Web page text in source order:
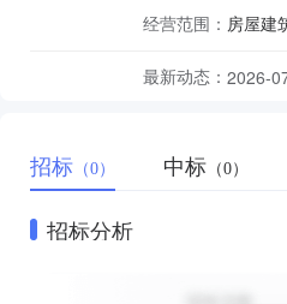
经营范围：
最新动态： 2026-
招标 （0） 中标 （0）
招标分析